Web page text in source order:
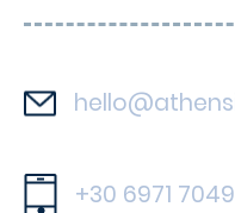
+30 6971